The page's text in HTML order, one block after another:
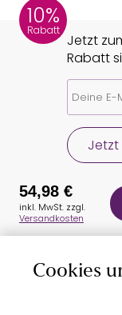
10%
Rabatt
Jetzt
Rabatt
54,98 €
inkl. MwSt. zzgl.
Versandkosten
Cookies